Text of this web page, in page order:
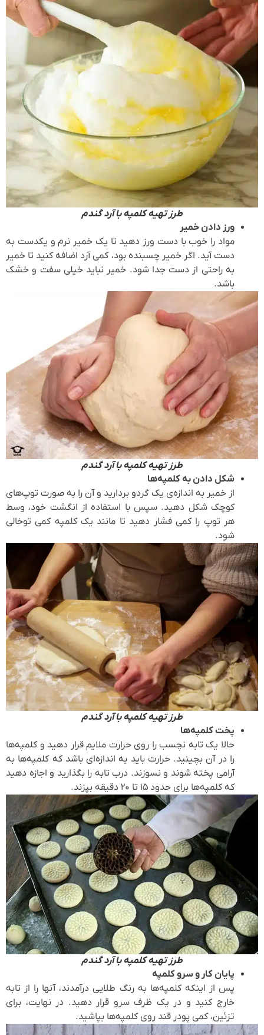
طرز تهیه کلمپه با آرد گندم
ورز دادن خمیر
مواد را خوب با دست ورز دهید تا یک خمیر نرم و یکدست به
دست آید. اگر خمیر چسبنده بود، کمی آرد اضافه کنید تا خمیر
به راحتی از دست جدا شود. خمیر نباید خیلی سفت و خشک
باشد.
طرز تهیه کلمپه با آرد گندم
شکل دادن به کلمپه‌ها
از خمیر به اندازه‌ی یک گردو بردارید و آن را به صورت توپ‌های
کوچک شکل دهید. سپس با استفاده از انگشت خود، وسط
هر توپ را کمی فشار دهید تا مانند یک کلمپه کمی توخالی
شود.
طرز تهیه کلمپه با آرد گندم
پخت کلمپه‌ها
حالا یک تابه نچسب را روی حرارت ملایم قرار دهید و کلمپه‌ها
را در آن بچینید. حرارت باید به اندازه‌ای باشد که کلمپه‌ها به
آرامی پخته شوند و نسوزند. درب تابه را بگذارید و اجازه دهید
که کلمپه‌ها برای حدود ۱۵ تا ۲۰ دقیقه بپزند.
طرز تهیه کلمپه با آرد گندم
پایان کار و سرو کلمپه
پس از اینکه کلمپه‌ها به رنگ طلایی درآمدند، آنها را از تابه
خارج کنید و در یک ظرف سرو قرار دهید. در نهایت، برای
تزئین، کمی پودر قند روی کلمپه‌ها بپاشید.